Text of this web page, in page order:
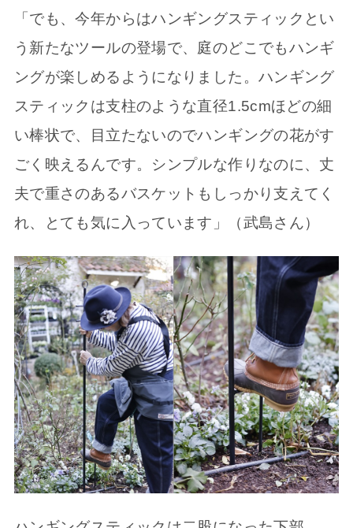
「でも、今年からはハンギングスティックとい
う新たなツールの登場で、庭のどこでもハンギ
ングが楽しめるようになりました。ハンギング
スティックは支柱のような直径1.5cmほどの細
い棒状で、目立たないのでハンギングの花がす
ごく映えるんです。シンプルな作りなのに、丈
夫で重さのあるバスケットもしっかり支えてく
れ、とても気に入っています」（武島さん）